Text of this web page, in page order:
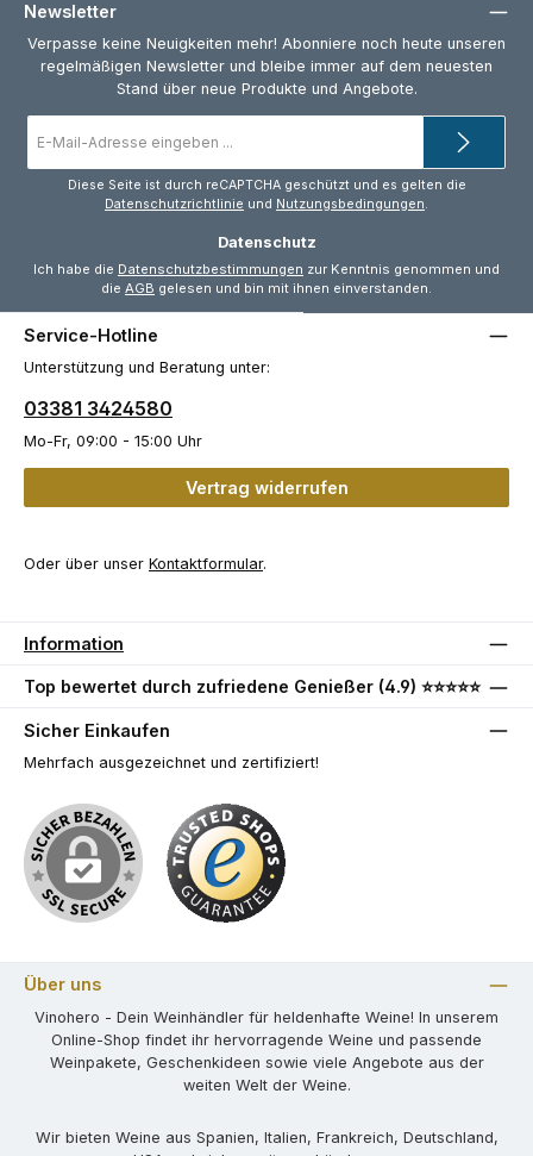
Newsletter
Verpasse keine Neuigkeiten mehr! Abonniere noch heute unseren
regelmäßigen Newsletter und bleibe immer auf dem neuesten
Stand über neue Produkte und Angebote.
Mail-
*
Diese Seite ist durch reCAPTCHA geschützt und es gelten die
Datenschutzrichtlinie und Nutzungsbedingungen.
Datenschutz
Ich habe die Datenschutzbestimmungen zur Kenntnis genommen und
die AGB gelesen und bin mit ihnen einverstanden.
Service-Hotline
Unterstützung und Beratung unter:
03381 3424580
Mo-Fr, 09:00 - 15:00 Uhr
Vertrag widerrufen
Oder über unser Kontaktformular.
Information
Top bewertet durch zufriedene Genießer (4.9) ⭐⭐⭐⭐⭐
Sicher Einkaufen
Mehrfach ausgezeichnet und zertifiziert!
Über uns
Vinohero - Dein Weinhändler für heldenhafte Weine! In unserem
Online-Shop findet ihr hervorragende Weine und passende
Weinpakete, Geschenkideen sowie viele Angebote aus der
weiten Welt der Weine.
Wir bieten Weine aus Spanien, Italien, Frankreich, Deutschland,